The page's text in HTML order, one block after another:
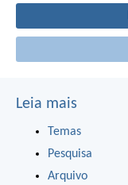
Leia mais
Temas
Pesquisa
Arquivo